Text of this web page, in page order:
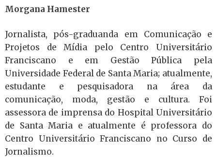
Morgana Hamester
Jornalista, pós-graduanda em Comunicação e
Projetos de Mídia pelo Centro Universitário
Franciscano e em Gestão Pública pela
Universidade Federal de Santa Maria; atualmente,
estudante e pesquisadora na área da
comunicação, moda, gestão e cultura. Foi
assessora de imprensa do Hospital Universitário
de Santa Maria e atualmente é professora do
Centro Universitário Franciscano no Curso de
Jornalismo.